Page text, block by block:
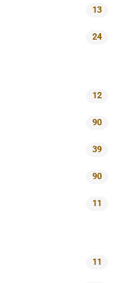
13
24
12
90
39
90
11
11